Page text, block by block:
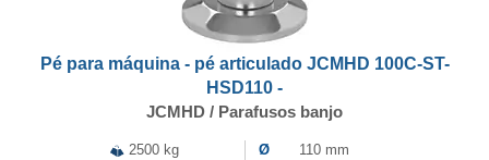
Pé para máquina - pé articulado JCMHD 100C-ST-
HSD110 -
JCMHD / Parafusos banjo
2500 kg Ø 110 mm